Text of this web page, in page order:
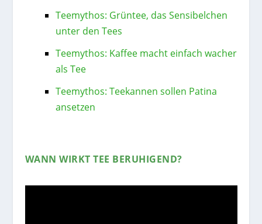
Teemythos: Grüntee, das Sensibelchen
unter den Tees
Teemythos: Kaffee macht einfach wacher
als Tee
Teemythos: Teekannen sollen Patina
ansetzen
WANN WIRKT TEE BERUHIGEND?